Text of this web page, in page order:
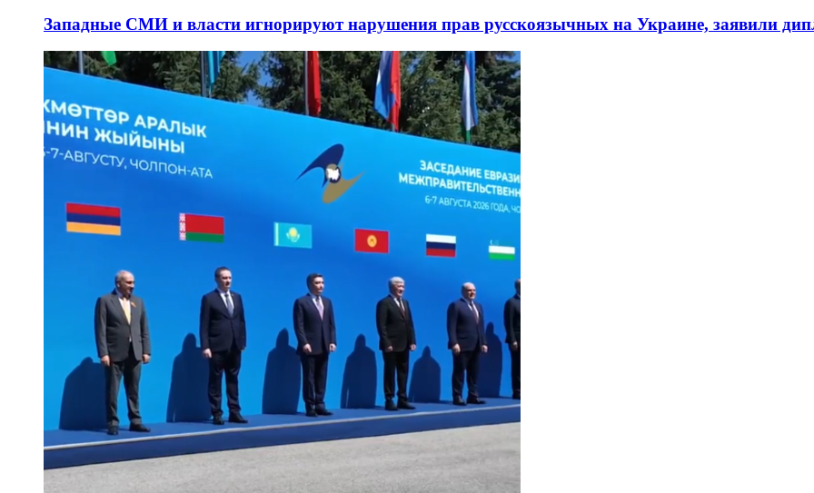
Западные СМИ и власти игнорируют нарушения прав русскоязычных на Украине, заявили